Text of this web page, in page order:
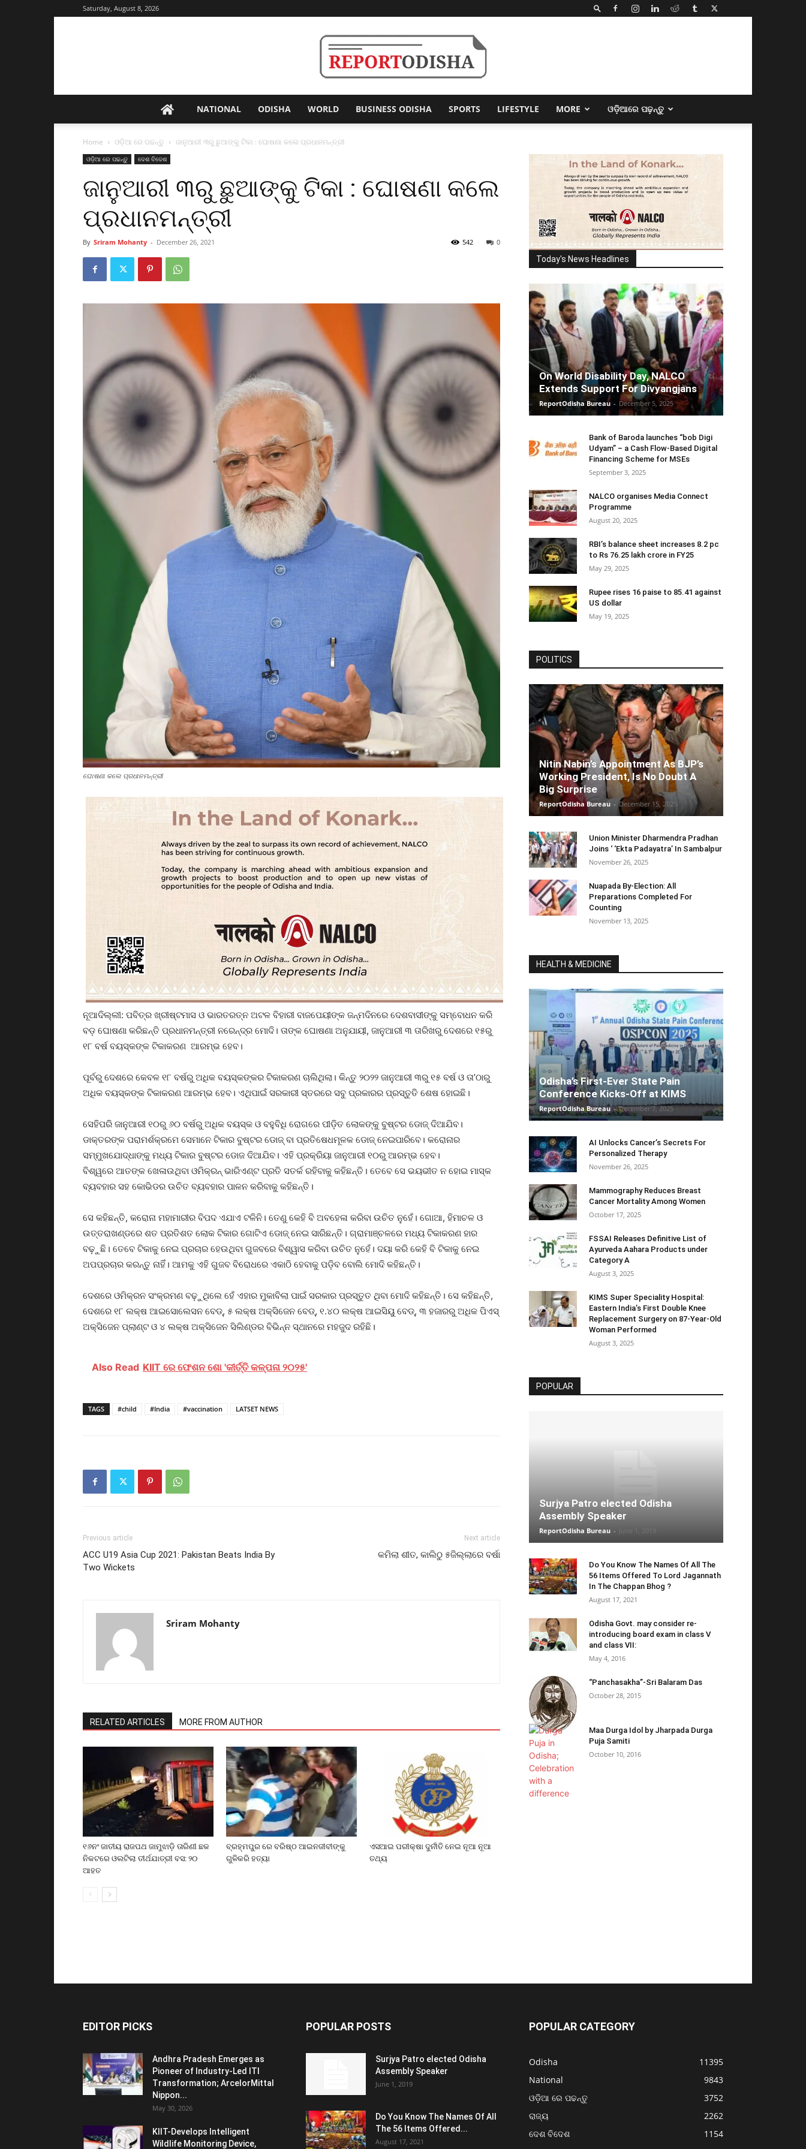
Saturday, August 8, 2026
Odisha
NATIONAL ODISHA WORLD BUSINESS ODISHA SPORTS LIFESTYLE MORE ଓଡ଼ିଆରେ ପଢ଼ନ୍ତୁ
Home ଓଡ଼ିଆ ରେ ପଢନ୍ତୁ ଜାନୁଆରୀ ୩ରୁ ଛୁଆଙ୍କୁ ଟିକା : ଘୋଷଣା କଲେ ପ୍ରଧାନମନ୍ତ୍ରୀ
ଓଡ଼ିଆ ରେ ପଢନ୍ତୁ ଦେଶ ବିଦେଶ
ଜାନୁଆରୀ ୩ରୁ ଛୁଆଙ୍କୁ ଟିକା : ଘୋଷଣା କଲେ
ପ୍ରଧାନମନ୍ତ୍ରୀ
By Sriram Mohanty - December 26, 2021 0
542
ଘୋଷଣା କଲେ ପ୍ରଧାନମନ୍ତ୍ରୀ
ନୂଆଦିଲ୍ଲୀ: ପବିତ୍ର ଖ୍ରୀଷ୍ଟମାସ ଓ ଭାରତରତ୍ନ ଅଟଳ ବିହାରୀ ବାଜପେୟୀଙ୍କ ଜନ୍ମଦିନରେ ଦେଶବାସୀଙ୍କୁ ସମ୍ବୋଧନ କରି
ବଡ଼ ଘୋଷଣା କରିଛନ୍ତି ପ୍ରଧାନମନ୍ତ୍ରୀ ନରେନ୍ଦ୍ର ମୋଦି। ତାଙ୍କ ଘୋଷଣା ଅନୁଯାୟୀ, ଜାନୁଆରୀ ୩ ତାରିଖରୁ ଦେଶରେ ୧୫ରୁ
୧୮ ବର୍ଷ ବୟସ୍କଙ୍କ ଟିକାକରଣ ଆରମ୍ଭ ହେବ।
ପୂର୍ବରୁ ଦେଶରେ କେବଳ ୧୮ ବର୍ଷରୁ ଅଧିକ ବୟସ୍କଙ୍କର ଟିକାକରଣ ଚାଲିଥିଲା। କିନ୍ତୁ ୨୦୨୨ ଜାନୁଆରୀ ୩ରୁ ୧୫ ବର୍ଷ ଓ ତା’ଠାରୁ
ଅଧିକ ବୟସ୍କଙ୍କ ଟିକାକରଣ ଆରମ୍ଭ ହେବ। ଏଥିପାଇଁ ସରକାରୀ ସ୍ତରରେ ସବୁ ପ୍ରକାରର ପ୍ରସ୍ତୁତି ଶେଷ ହୋଇଛି।
ସେହିପରି ଜାନୁଆରୀ ୧୦ରୁ ୬୦ ବର୍ଷରୁ ଅଧିକ ବୟସ୍କ ଓ ବହୁବିଧି ରୋଗରେ ପୀଡ଼ିତ ଲୋକଙ୍କୁ ବୁଷ୍ଟର ଡୋଜ୍‌ ଦିଆଯିବ।
ଡାକ୍ତରଙ୍କ ପରାମର୍ଶକ୍ରମେ ସେମାନେ ଟିକାର ବୁଷ୍ଟର ଡୋଜ୍‌ ବା ପ୍ରତିଷେଧମୂଳକ ଡୋଜ୍‌ ନେଇପାରିବେ। କରୋନାର
ସମ୍ମୁଖଯୋଦ୍ଧାଙ୍କୁ ମଧ୍ୟ ଟିକାର ବୁଷ୍ଟର ଡୋଜ ଦିଆଯିବ। ଏହି ପ୍ରକ୍ରିୟା ଜାନୁଆରୀ ୧୦ରୁ ଆରମ୍ଭ ହେବ।
ବିଶ୍ୱରେ ଆତଙ୍କ ଖେଳାଉଥିବା ଓମିକ୍ରନ୍ ଭାରିଏଣ୍ଟ ପ୍ରତି ସତର୍କ ରହିବାକୁ କହିଛନ୍ତି। ତେବେ ସେ ଭୟଭୀତ ନ ହୋଇ ମାସ୍କ
ବ୍ୟବହାର ସହ କୋଭିଡର ଉଚିତ ବ୍ୟବହାର ପାଳନ କରିବାକୁ କହିଛନ୍ତି।
ସେ କହିଛନ୍ତି, କରୋନା ମହାମାରୀର ବିପଦ ଏଯାଏ ଟଳିନି। ତେଣୁ କେହି ବି ଅବହେଳା କରିବା ଉଚିତ ନୁହେଁ। ଗୋଆ, ହିମାଚଳ ଓ
ଉତ୍ତରାଖଣ୍ଡରେ ଶତ ପ୍ରତିଶତ ଲୋକ ଟିକାର ଗୋଟିଏ ଡୋଜ୍‌ ନେଇ ସାରିଛନ୍ତି। ଗ୍ରାମାଞ୍ଚଳରେ ମଧ୍ୟ ଟିକାକରଣ ହାର
ବଢ଼ୁଛି। ତେବେ ଟିକାକୁ ନେଇ ପ୍ରଚାର ହେଉଥିବା ଗୁଜବରେ ବିଶ୍ୱାସ କରିବା ଉଚିତ ନୁହେଁ। ଦୟା କରି କେହି ବି ଟିକାକୁ ନେଇ
ଅପପ୍ରଚାର କରନ୍ତୁ ନାହିଁ। ଆମକୁ ଏହି ଗୁଜବ ବିରୋଧରେ ଏକାଠି ହେବାକୁ ପଡ଼ିବ ବୋଲି ମୋଦି କହିଛନ୍ତି।
ଦେଶରେ ଓମିକ୍ରନ ସଂକ୍ରମଣ ବଢ଼ୁଥିଲେ ହେଁ ଏହାର ମୁକାବିଲା ପାଇଁ ସରକାର ପ୍ରସ୍ତୁତ ଥିବା ମୋଦି କହିଛନ୍ତି। ସେ କହିଛନ୍ତି,
ଦେଶରେ ୧୮ ଲକ୍ଷ ଆଇସୋଲେସନ ବେଡ୍‌, ୫ ଲକ୍ଷ ଅକ୍ସିଜେନ ବେଡ୍‌, ୧.୪୦ ଲକ୍ଷ ଆଇସିୟୁ ବେଡ୍‌, ୩ ହଜାରରୁ ଅଧିକ ପିଏସ୍‌
ଅକ୍ସିଜେନ ପ୍ଲାଣ୍ଟ ଓ ୪ ଲକ୍ଷ ଅକ୍ସିଜେନ ସିଲିଣ୍ଡର ବିଭିନ୍ନ ସ୍ଥାନରେ ମହଜୁଦ ରହିଛି।
Also Read KIIT ରେ ଫେଶନ ଶୋ 'କୀର୍ତ୍ତି କଳ୍ପନା ୨୦୨୫'
TAGS #child #India #vaccination LATSET NEWS
Previous article
ACC U19 Asia Cup 2021: Pakistan Beats India By
Two Wickets
Next article
କମିଲା ଶୀତ, କାଲିଠୁ ୫ଜିଲ୍ଲାରେ ବର୍ଷା
Sriram Mohanty
RELATED ARTICLES MORE FROM AUTHOR
୧୬ନଂ ଜାତୀୟ ରାଜପଥ ଜାମୁଝାଡ଼ି ତାରିଣୀ ଛକ
ନିକଟରେ ଓଲଟିଲା ତୀର୍ଥଯାତ୍ରୀ ବସ: ୨୦
ଆହତ
ବ୍ରହ୍ମପୁର ରେ ବରିଷ୍ଠ ଆଇନଜୀବୀଙ୍କୁ
ଗୁଳିକରି ହତ୍ୟା
ଏସଆଇ ପରୀକ୍ଷା ଦୁର୍ନୀତି ନେଇ ନୂଆ ନୂଆ
ତଥ୍ୟ
Today's News Headlines
On World Disability Day, NALCO
Extends Support For Divyangjans
ReportOdisha Bureau - December 5, 2025
Bank of Baroda launches “bob Digi
Udyam” – a Cash Flow-Based Digital
Financing Scheme for MSEs
September 3, 2025
NALCO organises Media Connect
Programme
August 20, 2025
RBI’s balance sheet increases 8.2 pc
to Rs 76.25 lakh crore in FY25
May 29, 2025
Rupee rises 16 paise to 85.41 against
US dollar
May 19, 2025
POLITICS
Nitin Nabin’s Appointment As BJP’s
Working President, Is No Doubt A
Big Surprise
ReportOdisha Bureau - December 15, 2025
Union Minister Dharmendra Pradhan
Joins ‘ ‘Ekta Padayatra’ In Sambalpur
November 26, 2025
Nuapada By-Election: All
Preparations Completed For
Counting
November 13, 2025
HEALTH & MEDICINE
Odisha’s First-Ever State Pain
Conference Kicks-Off at KIMS
ReportOdisha Bureau - December 7, 2025
AI Unlocks Cancer’s Secrets For
Personalized Therapy
November 26, 2025
Mammography Reduces Breast
Cancer Mortality Among Women
October 17, 2025
FSSAI Releases Definitive List of
Ayurveda Aahara Products under
Category A
August 3, 2025
KIMS Super Speciality Hospital:
Eastern India’s First Double Knee
Replacement Surgery on 87-Year-Old
Woman Performed
August 3, 2025
POPULAR
Surjya Patro elected Odisha
Assembly Speaker
ReportOdisha Bureau -
Do You Know The Names Of All The
56 Items Offered To Lord Jagannath
In The Chappan Bhog ?
August 17, 2021
Odisha Govt. may consider re-
introducing board exam in class V
and class VII:
May 4, 2016
“Panchasakha”-Sri Balaram Das
October 28, 2015
Maa Durga Idol by Jharpada Durga
Puja Samiti
October 10, 2016
EDITOR PICKS
Andhra Pradesh Emerges as
Pioneer of Industry-Led ITI
Transformation; ArcelorMittal
Nippon...
May 30, 2026
KIIT-Develops Intelligent
Wildlife Monitoring Device,
POPULAR POSTS
Surjya Patro elected Odisha
Assembly Speaker
June 1, 2019
Do You Know The Names Of All
The 56 Items Offered...
August 17, 2021
POPULAR CATEGORY
Odisha
11395
National
9843
ଓଡ଼ିଆ ରେ ପଢନ୍ତୁ
3752
ରାଜ୍ୟ
2262
ଦେଶ ବିଦେଶ
1154